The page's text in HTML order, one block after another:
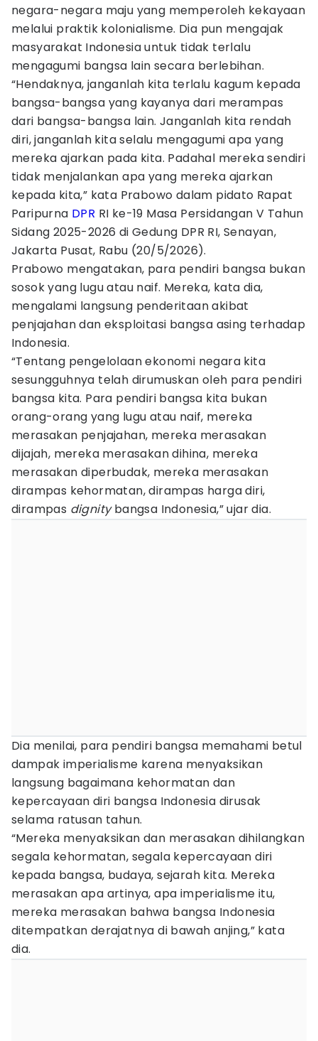
negara-negara maju yang memperoleh kekayaan
melalui praktik kolonialisme. Dia pun mengajak
masyarakat Indonesia untuk tidak terlalu
mengagumi bangsa lain secara berlebihan.
“Hendaknya, janganlah kita terlalu kagum kepada
bangsa-bangsa yang kayanya dari merampas
dari bangsa-bangsa lain. Janganlah kita rendah
diri, janganlah kita selalu mengagumi apa yang
mereka ajarkan pada kita. Padahal mereka sendiri
tidak menjalankan apa yang mereka ajarkan
kepada kita,” kata Prabowo dalam pidato Rapat
Paripurna DPR RI ke-19 Masa Persidangan V Tahun
Sidang 2025-2026 di Gedung DPR RI, Senayan,
Jakarta Pusat, Rabu (20/5/2026).
Prabowo mengatakan, para pendiri bangsa bukan
sosok yang lugu atau naif. Mereka, kata dia,
mengalami langsung penderitaan akibat
penjajahan dan eksploitasi bangsa asing terhadap
Indonesia.
“Tentang pengelolaan ekonomi negara kita
sesungguhnya telah dirumuskan oleh para pendiri
bangsa kita. Para pendiri bangsa kita bukan
orang-orang yang lugu atau naif, mereka
merasakan penjajahan, mereka merasakan
dijajah, mereka merasakan dihina, mereka
merasakan diperbudak, mereka merasakan
dirampas kehormatan, dirampas harga diri,
dirampas dignitybangsa Indonesia,” ujar dia.
Dia menilai, para pendiri bangsa memahami betul
dampak imperialisme karena menyaksikan
langsung bagaimana kehormatan dan
kepercayaan diri bangsa Indonesia dirusak
selama ratusan tahun.
“Mereka menyaksikan dan merasakan dihilangkan
segala kehormatan, segala kepercayaan diri
kepada bangsa, budaya, sejarah kita. Mereka
merasakan apa artinya, apa imperialisme itu,
mereka merasakan bahwa bangsa Indonesia
ditempatkan derajatnya di bawah anjing,” kata
dia.